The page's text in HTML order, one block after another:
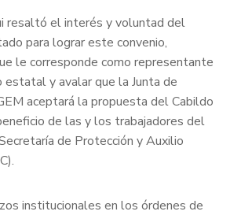
resaltó el interés y voluntad del
para lograr este convenio,
le corresponde como representante
y avalar que la Junta de
aceptará la propuesta del Cabildo
de las y los trabajadores del
de Protección y Auxilio
institucionales en los órdenes de